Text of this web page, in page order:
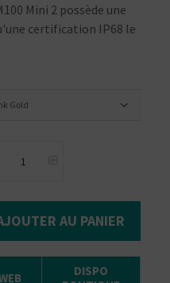
Mini 2 possède une
certification IP68 le
Gold
AU PANIER
DISPO